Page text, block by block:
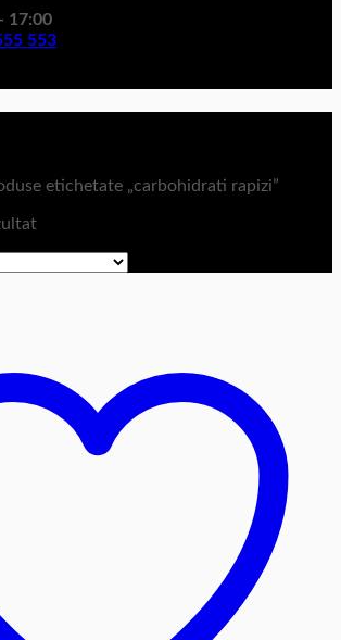
17:00
553
etichetate „carbohidrati rapizi”